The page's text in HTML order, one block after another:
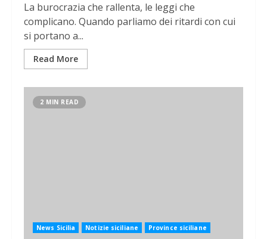
La burocrazia che rallenta, le leggi che
complicano. Quando parliamo dei ritardi con cui
si portano a...
Read More
2 MIN READ
News Sicilia Notizie siciliane Province siciliane